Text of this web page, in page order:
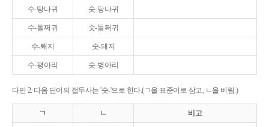
수-탕나귀 숫-당나귀
수-톨쩌귀 숫-돌쩌귀
수-퇘지 숫-돼지
수-평아리 숫-병아리
다만 2. 다음 단어의 접두사는 '숫-'으로 한다.(ㄱ을 표준어로 삼고, ㄴ을 버림.)
ㄱ ㄴ 비고